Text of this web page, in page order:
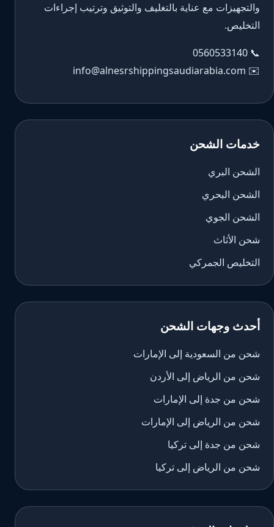
والتجهيزات مع عناية بالتغليف والتوثيق وترتيب إجراءات
التخليص.
📞
0560533140
✉️
info@alnesrshippingsaudiarabia.com
خدمات الشحن
الشحن البري
الشحن البحري
الشحن الجوي
شحن الأثاث
التخليص الجمركي
أحدث وجهات الشحن
شحن من السعودية إلى الإمارات
شحن من الرياض إلى الأردن
شحن من جدة إلى الإمارات
شحن من الرياض إلى الإمارات
شحن من جدة إلى تركيا
شحن من الرياض إلى تركيا